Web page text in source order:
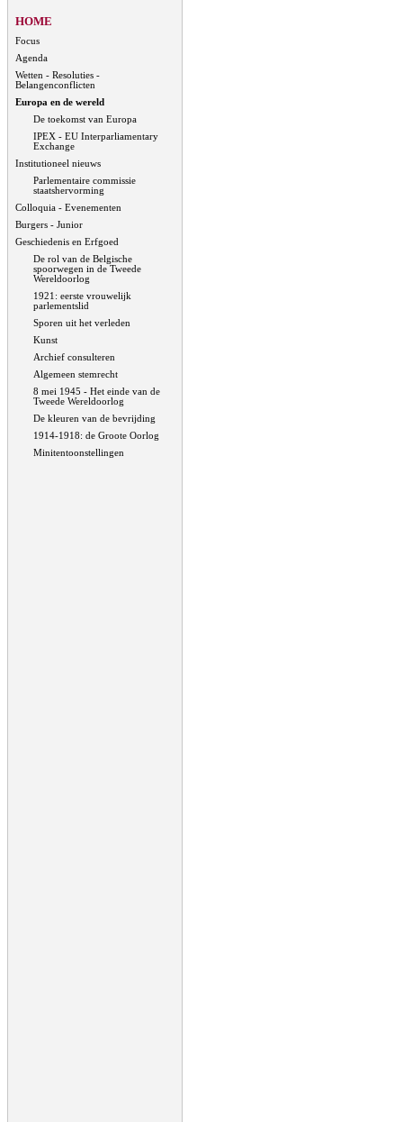
HOME
Focus
Agenda
Wetten - Resoluties -
Belangenconflicten
Europa en de wereld
De toekomst van Europa
IPEX - EU Interparliamentary
Exchange
Institutioneel nieuws
Parlementaire commissie
staatshervorming
Colloquia - Evenementen
Burgers - Junior
Geschiedenis en Erfgoed
De rol van de Belgische
spoorwegen in de Tweede
Wereldoorlog
1921: eerste vrouwelijk
parlementslid
Sporen uit het verleden
Kunst
Archief consulteren
Algemeen stemrecht
8 mei 1945 - Het einde van de
Tweede Wereldoorlog
De kleuren van de bevrijding
1914-1918: de Groote Oorlog
Minitentoonstellingen